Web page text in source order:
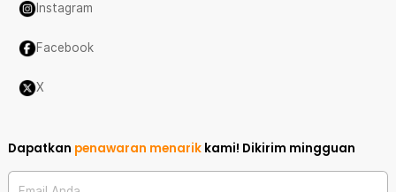
Instagram
Facebook
X
Dapatkan penawaran menarik kami! Dikirim mingguan